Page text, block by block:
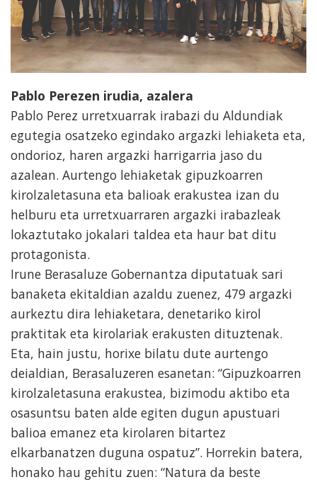
Pablo Perezen irudia, azalera
Pablo Perez urretxuarrak irabazi du Aldundiak
egutegia osatzeko egindako argazki lehiaketa eta,
ondorioz, haren argazki harrigarria jaso du
azalean. Aurtengo lehiaketak gipuzkoarren
kirolzaletasuna eta balioak erakustea izan du
helburu eta urretxuarraren argazki irabazleak
lokaztutako jokalari taldea eta haur bat ditu
protagonista.
Irune Berasaluze Gobernantza diputatuak sari
banaketa ekitaldian azaldu zuenez, 479 argazki
aurkeztu dira lehiaketara, denetariko kirol
praktitak eta kirolariak erakusten dituztenak.
Eta, hain justu, horixe bilatu dute aurtengo
deialdian, Berasaluzeren esanetan: “Gipuzkoarren
kirolzaletasuna erakustea, bizimodu aktibo eta
osasuntsu baten alde egiten dugun apustuari
balioa emanez eta kirolaren bitartez
elkarbanatzen duguna ospatuz”. Horrekin batera,
honako hau gehitu zuen: “Natura da beste